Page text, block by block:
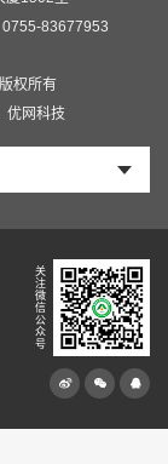
0755-83677953
权所有
优网科技
关
注
微
信
公
众
号